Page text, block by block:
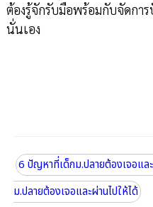
ต้องรู้จักรับมือพร้อมกับจัดก
นั่นเอง
6 ปัญหาที่เด็กม.ปลายต้องเจอแล
ม.ปลายต้องเจอและผ่านไปให้ได้